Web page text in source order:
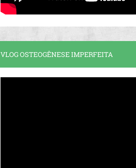
VLOG OSTEOGÊNESE IMPERFEITA